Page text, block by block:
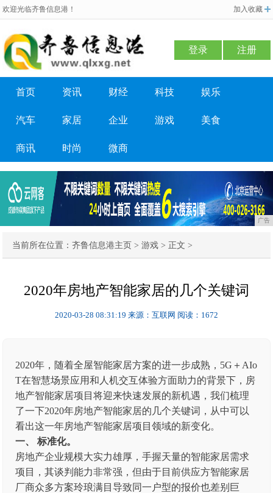
欢迎光临齐鲁信息港！ 加入收藏
登录 注册
首页 资讯 财经 科技 娱乐
汽车 家居 企业 游戏 美食
商讯 时尚 微商
广告
当前所在位置：齐鲁信息港主页 >游戏 > 正文 >
2020年房地产智能家居的几个关键词
2020-03-28 08:31:19 来源：互联网 阅读：1672
2020年，随着全屋智能家居方案的进一步成熟，5G＋AIo
T在智慧场景应用和人机交互体验方面助力的背景下，房
地产智能家居项目将迎来快速发展的新机遇，我们梳理
了一下2020年房地产智能家居的几个关键词，从中可以
看出这一年房地产智能家居项目领域的新变化。
一、 标准化。
房地产企业规模大实力雄厚，手握天量的智能家居需求
项目，其谈判能力非常强，但由于目前供应方智能家居
厂商众多方案玲琅满目导致同一户型的报价也差别巨